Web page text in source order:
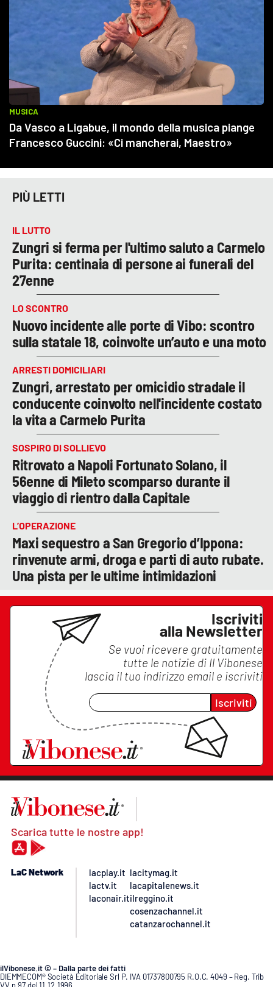
PIÙ LETTI
IL LUTTO
Zungri si ferma per l'ultimo saluto a Carmelo
Purita: centinaia di persone ai funerali del
27enne
LO SCONTRO
Nuovo incidente alle porte di Vibo: scontro
sulla statale 18, coinvolte un’auto e una moto
ARRESTI DOMICILIARI
Zungri, arrestato per omicidio stradale il
conducente coinvolto nell'incidente costato
la vita a Carmelo Purita
SOSPIRO DI SOLLIEVO
Ritrovato a Napoli Fortunato Solano, il
56enne di Mileto scomparso durante il
viaggio di rientro dalla Capitale
L’OPERAZIONE
Maxi sequestro a San Gregorio d’Ippona:
rinvenute armi, droga e parti di auto rubate.
Una pista per le ultime intimidazioni
Iscriviti
alla Newsletter
Se vuoi ricevere gratuitamente
tutte le notizie di Il Vibonese
lascia il tuo indirizzo email e iscriviti
Iscriviti
Scarica tutte le nostre app!
LaC Network
lacplay.it
lactv.it
laconair.it
lacitymag.it
lacapitalenews.it
ilreggino.it
cosenzachannel.it
catanzarochannel.it
ilVibonese.it © – Dalla parte dei fatti
DIEMMECOM® Società Editoriale Srl P. IVA 01737800795 R.O.C. 4049 – Reg. Trib
VV n.97 del 11.12.1996